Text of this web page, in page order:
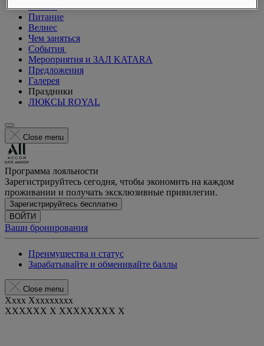
Люксы
Питание
Велнес
Чем заняться
События
Мероприятия и ЗАЛ KATARA
Предложения
Галерея
Праздники
ЛЮКСЫ ROYAL
Close menu
Программа лояльности
Зарегистрируйтесь сегодня, чтобы экономить на каждом
проживании и получать эксклюзивные привилегии.
Зарегистрируйтесь бесплатно
ВОЙТИ
Ваши бронирования
Преимущества и статус
Зарабатывайте и обменивайте баллы
Close menu
Xxxx Xxxxxxxxx
XXXXXX X XXXXXXXX X